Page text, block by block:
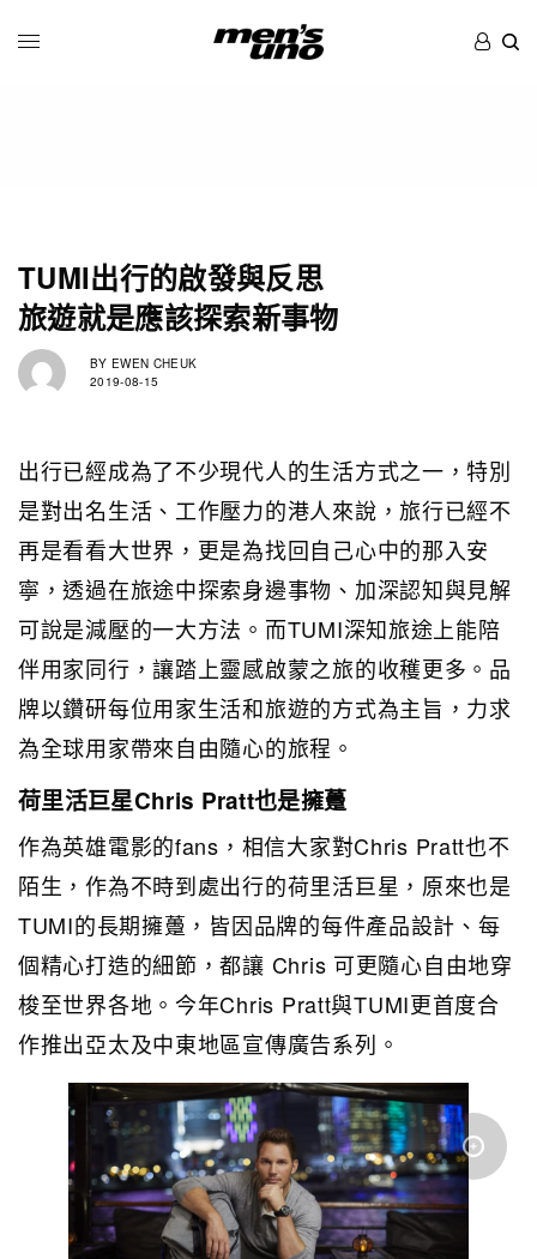
TUMI出行的啟發與反思
旅遊就是應該探索新事物
BY EWEN CHEUK
2019-08-15
出行已經成為了不少現代人的生活方式之一，特別
是對出名生活、工作壓力的港人來說，旅行已經不
再是看看大世界，更是為找回自己心中的那入安
寧，透過在旅途中探索身邊事物、加深認知與見解
可說是減壓的一大方法。而TUMI深知旅途上能陪
伴用家同行，讓踏上靈感啟蒙之旅的收穫更多。品
牌以鑽研每位用家生活和旅遊的方式為主旨，力求
為全球用家帶來自由隨心的旅程。
荷里活巨星Chris Pratt也是擁躉
作為英雄電影的fans，相信大家對Chris Pratt也不
陌生，作為不時到處出行的荷里活巨星，原來也是
TUMI的長期擁躉，皆因品牌的每件產品設計、每
個精心打造的細節，都讓 Chris 可更隨心自由地穿
梭至世界各地。今年Chris Pratt與TUMI更首度合
作推出亞太及中東地區宣傳廣告系列。